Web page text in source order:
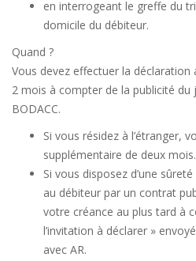
en interrogeant le greffe du
domicile du débiteur.
Quand ?
Vous devez effectuer la déclaration
2 mois à compter de la publicité du
BODACC.
Si vous résidez à l’étranger,
supplémentaire de deux mois.
Si vous disposez d’une
au débiteur par un contrat
votre créance au plus tard à
l’invitation à déclarer »
avec AR.